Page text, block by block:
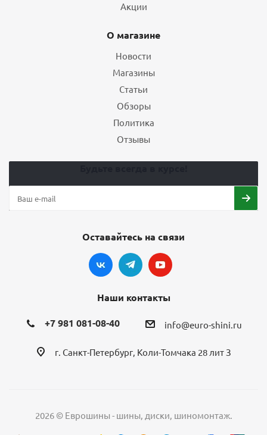
Акции
О магазине
Новости
Магазины
Статьи
Обзоры
Политика
Отзывы
Оставайтесь на связи
Наши контакты
+7 981 081-08-40 info@euro-shini.ru
г. Санкт-Петербург, Коли-Томчака 28 лит З
2026 © Еврошины - шины, диски, шиномонтаж.